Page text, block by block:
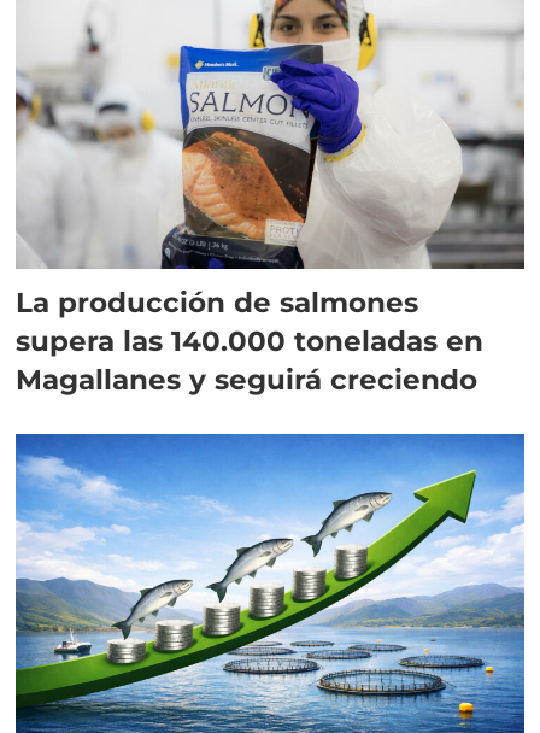
La producción de salmones
supera las 140.000 toneladas en
Magallanes y seguirá creciendo